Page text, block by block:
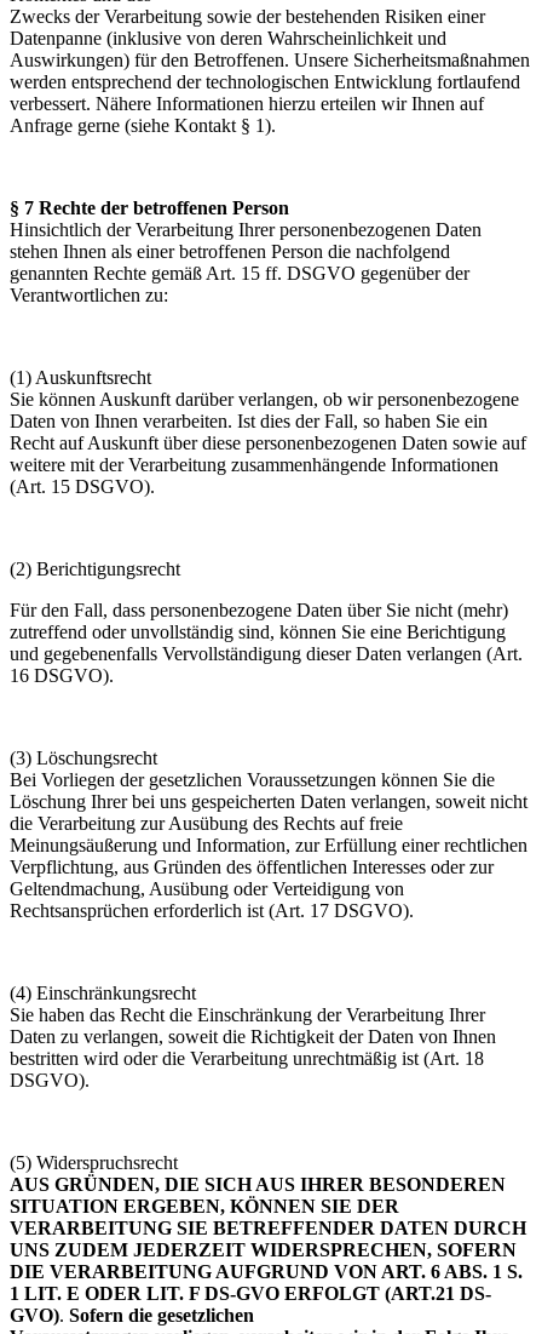
Zwecks der Verarbeitung sowie der bestehenden Risiken einer
Datenpanne (inklusive von deren Wahrscheinlichkeit und
Auswirkungen) für den Betroffenen. Unsere Sicherheitsmaßnahmen
werden entsprechend der technologischen Entwicklung fortlaufend
verbessert. Nähere Informationen hierzu erteilen wir Ihnen auf
Anfrage gerne (siehe Kontakt § 1).
§ 7 Rechte der betroffenen Person
Hinsichtlich der Verarbeitung Ihrer personenbezogenen Daten
stehen Ihnen als einer betroffenen Person die nachfolgend
genannten Rechte gemäß Art. 15 ff. DSGVO gegenüber der
Verantwortlichen zu:
(1) Auskunftsrecht
Sie können Auskunft darüber verlangen, ob wir personenbezogene
Daten von Ihnen verarbeiten. Ist dies der Fall, so haben Sie ein
Recht auf Auskunft über diese personenbezogenen Daten sowie auf
weitere mit der Verarbeitung zusammenhängende Informationen
(Art. 15 DSGVO).
(2) Berichtigungsrecht
Für den Fall, dass personenbezogene Daten über Sie nicht (mehr)
zutreffend oder unvollständig sind, können Sie eine Berichtigung
und gegebenenfalls Vervollständigung dieser Daten verlangen (Art.
16 DSGVO).
(3) Löschungsrecht
Bei Vorliegen der gesetzlichen Voraussetzungen können Sie die
Löschung Ihrer bei uns gespeicherten Daten verlangen, soweit nicht
die Verarbeitung zur Ausübung des Rechts auf freie
Meinungsäußerung und Information, zur Erfüllung einer rechtlichen
Verpflichtung, aus Gründen des öffentlichen Interesses oder zur
Geltendmachung, Ausübung oder Verteidigung von
Rechtsansprüchen erforderlich ist (Art. 17 DSGVO).
(4) Einschränkungsrecht
Sie haben das Recht die Einschränkung der Verarbeitung Ihrer
Daten zu verlangen, soweit die Richtigkeit der Daten von Ihnen
bestritten wird oder die Verarbeitung unrechtmäßig ist (Art. 18
DSGVO).
(5) Widerspruchsrecht
AUS GRÜNDEN, DIE SICH AUS IHRER BESONDEREN
SITUATION ERGEBEN, KÖNNEN SIE DER
VERARBEITUNG SIE BETREFFENDER DATEN DURCH
UNS ZUDEM JEDERZEIT WIDERSPRECHEN, SOFERN
DIE VERARBEITUNG AUFGRUND VON ART. 6 ABS. 1 S.
1 LIT. E ODER LIT. F DS-GVO ERFOLGT (ART.21 DS-
GVO). Sofern die gesetzlichen